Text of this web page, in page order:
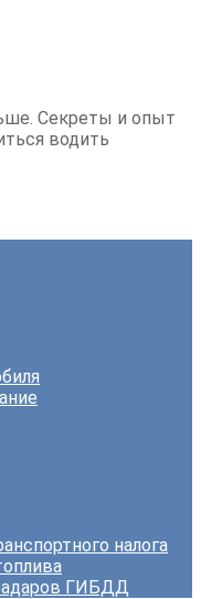
Секреты и опыт
водить
налога
ГИБДД